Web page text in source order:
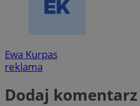
Ewa Kurpas
reklama
Dodaj komentarz